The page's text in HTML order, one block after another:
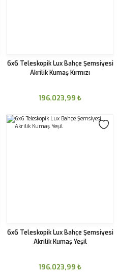
6x6 Teleskopik Lux Bahçe Şemsiyesi
Akrilik Kumaş Kırmızı
196.023,99 ₺
6x6 Teleskopik Lux Bahçe Şemsiyesi
Akrilik Kumaş Yeşil
196.023,99 ₺